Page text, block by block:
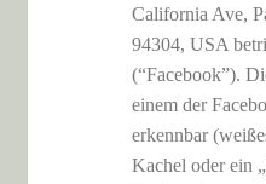
California Ave,
94304, USA
(“Facebook”).
einem der
erkennbar
Kachel oder ein